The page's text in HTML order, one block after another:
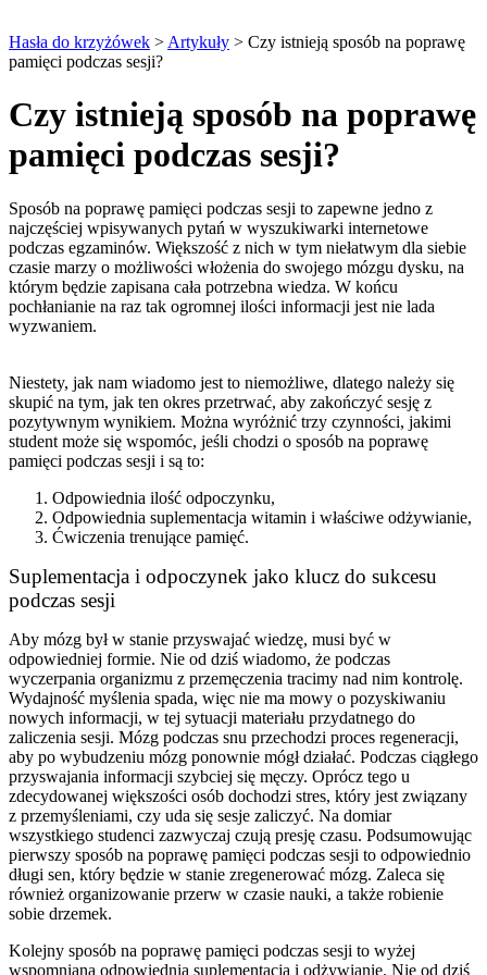
Hasła do krzyżówek > Artykuły > Czy istnieją sposób na poprawę
pamięci podczas sesji?
Czy istnieją sposób na poprawę
pamięci podczas sesji?
Sposób na poprawę pamięci podczas sesji to zapewne jedno z
najczęściej wpisywanych pytań w wyszukiwarki internetowe
podczas egzaminów. Większość z nich w tym niełatwym dla siebie
czasie marzy o możliwości włożenia do swojego mózgu dysku, na
którym będzie zapisana cała potrzebna wiedza. W końcu
pochłanianie na raz tak ogromnej ilości informacji jest nie lada
wyzwaniem.
Niestety, jak nam wiadomo jest to niemożliwe, dlatego należy się
skupić na tym, jak ten okres przetrwać, aby zakończyć sesję z
pozytywnym wynikiem. Można wyróżnić trzy czynności, jakimi
student może się wspomóc, jeśli chodzi o sposób na poprawę
pamięci podczas sesji i są to:
Odpowiednia ilość odpoczynku,
Odpowiednia suplementacja witamin i właściwe odżywianie,
Ćwiczenia trenujące pamięć.
Suplementacja i odpoczynek jako klucz do sukcesu
podczas sesji
Aby mózg był w stanie przyswajać wiedzę, musi być w
odpowiedniej formie. Nie od dziś wiadomo, że podczas
wyczerpania organizmu z przemęczenia tracimy nad nim kontrolę.
Wydajność myślenia spada, więc nie ma mowy o pozyskiwaniu
nowych informacji, w tej sytuacji materiału przydatnego do
zaliczenia sesji. Mózg podczas snu przechodzi proces regeneracji,
aby po wybudzeniu mózg ponownie mógł działać. Podczas ciągłego
przyswajania informacji szybciej się męczy. Oprócz tego u
zdecydowanej większości osób dochodzi stres, który jest związany
z przemyśleniami, czy uda się sesje zaliczyć. Na domiar
wszystkiego studenci zazwyczaj czują presję czasu. Podsumowując
pierwszy sposób na poprawę pamięci podczas sesji to odpowiednio
długi sen, który będzie w stanie zregenerować mózg. Zaleca się
również organizowanie przerw w czasie nauki, a także robienie
sobie drzemek.
Kolejny sposób na poprawę pamięci podczas sesji to wyżej
wspomniana odpowiednia suplementacja i odżywianie. Nie od dziś